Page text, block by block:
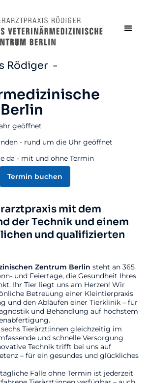
Rödiger -
geöffnet
- rund um die Uhr geöffnet
da - mit und ohne Termin
Termin buchen
mit dem
der Technik und einem
und qualifizierten
Zentrum Berlin steht an 365
und Feiertage, die Gesundheit Ihres
Ihr Tier liegt uns am Herzen! Wir
Betreuung einer Kleintierpraxis
und den Abläufen einer Tierklinik – für
und Behandlung auf höchstem
Tierärzt:innen gleichzeitig im
und schnelle Versorgung
Technik trifft bei uns auf
– für ein gesundes und glückliches
Fälle ohne Termin ist jederzeit